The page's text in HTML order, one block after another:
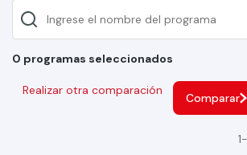
0 programas seleccionados
Realizar otra comparación
Comparar